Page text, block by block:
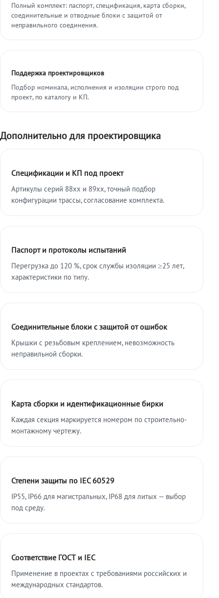
Полный комплект: паспорт, спецификация, карта сборки,
соединительные и отводные блоки с защитой от
неправильного соединения.
Поддержка проектировщиков
Подбор номинала, исполнения и изоляции строго под
проект, по каталогу и КП.
Дополнительно для проектировщика
Спецификации и КП под проект
Артикулы серий 88xx и 89xx, точный подбор
конфигурации трассы, согласование комплекта.
Паспорт и протоколы испытаний
Перегрузка до 120 %, срок службы изоляции ≥25 лет,
характеристики по типу.
Соединительные блоки с защитой от ошибок
Крышки с резьбовым креплением, невозможность
неправильной сборки.
Карта сборки и идентификационные бирки
Каждая секция маркируется номером по строительно-
монтажному чертежу.
Степени защиты по IEC 60529
IP55, IP66 для магистральных, IP68 для литых — выбор
под среду.
Соответствие ГОСТ и IEC
Применение в проектах с требованиями российских и
международных стандартов.